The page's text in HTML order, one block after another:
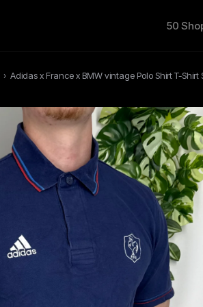
50
› Adidas x France x BMW vintage Polo Shirt T-Shirt